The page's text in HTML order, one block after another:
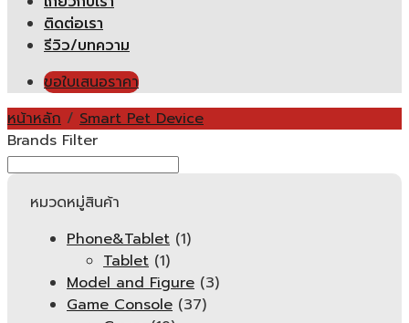
ติดต่อเรา
รีวิว/บทความ
ขอใบเสนอราคา
หน้าหลัก / Smart Pet Device
Brands Filter
หมวดหมู่สินค้า
Phone&Tablet (1)
Tablet (1)
Model and Figure (3)
Game Console (37)